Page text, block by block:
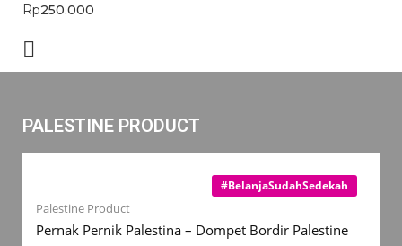
Rp250.000
PALESTINE PRODUCT
#BelanjaSudahSedekah
Palestine Product
Pernak Pernik Palestina – Dompet Bordir Palestine